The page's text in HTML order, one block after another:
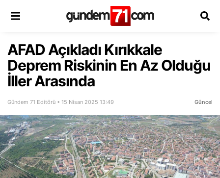
AFAD Açıkladı Kırıkkale
Deprem Riskinin En Az Olduğu
İller Arasında
Gündem 71 Editörü • 15 Nisan 2025 13:49 Güncel